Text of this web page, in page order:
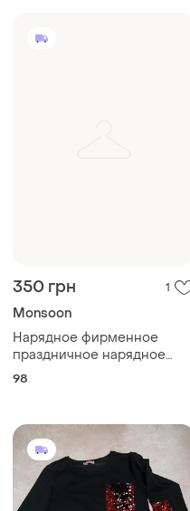
350 грн 1
Monsoon
Нарядное фирменное
праздничное нарядное
летнее платье платье на
брендовое платье пышное
monsoon для девочки 3
года как новое
98